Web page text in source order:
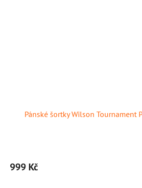
Pánské šortky Wilson Tournament
999 Kč